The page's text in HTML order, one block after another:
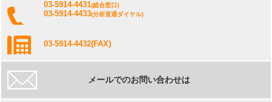
03-5914-4431(総合窓口)
03-5914-4433(分析直通ダイヤル)
03-5914-4432(FAX)
メールでのお問い合わせは